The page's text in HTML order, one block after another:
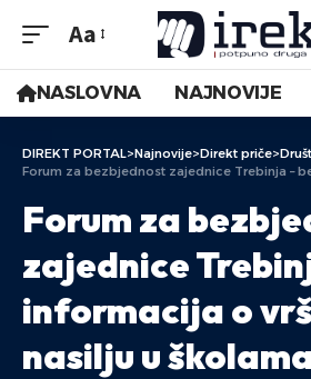
Aa
NASLOVNA NAJNOVIJE
DIREKT PORTAL>Najnovije>Direkt priče>
Forum za bezbjednost zajednice Trebinja –
Forum za
zajednice
informacija o
nasilju u